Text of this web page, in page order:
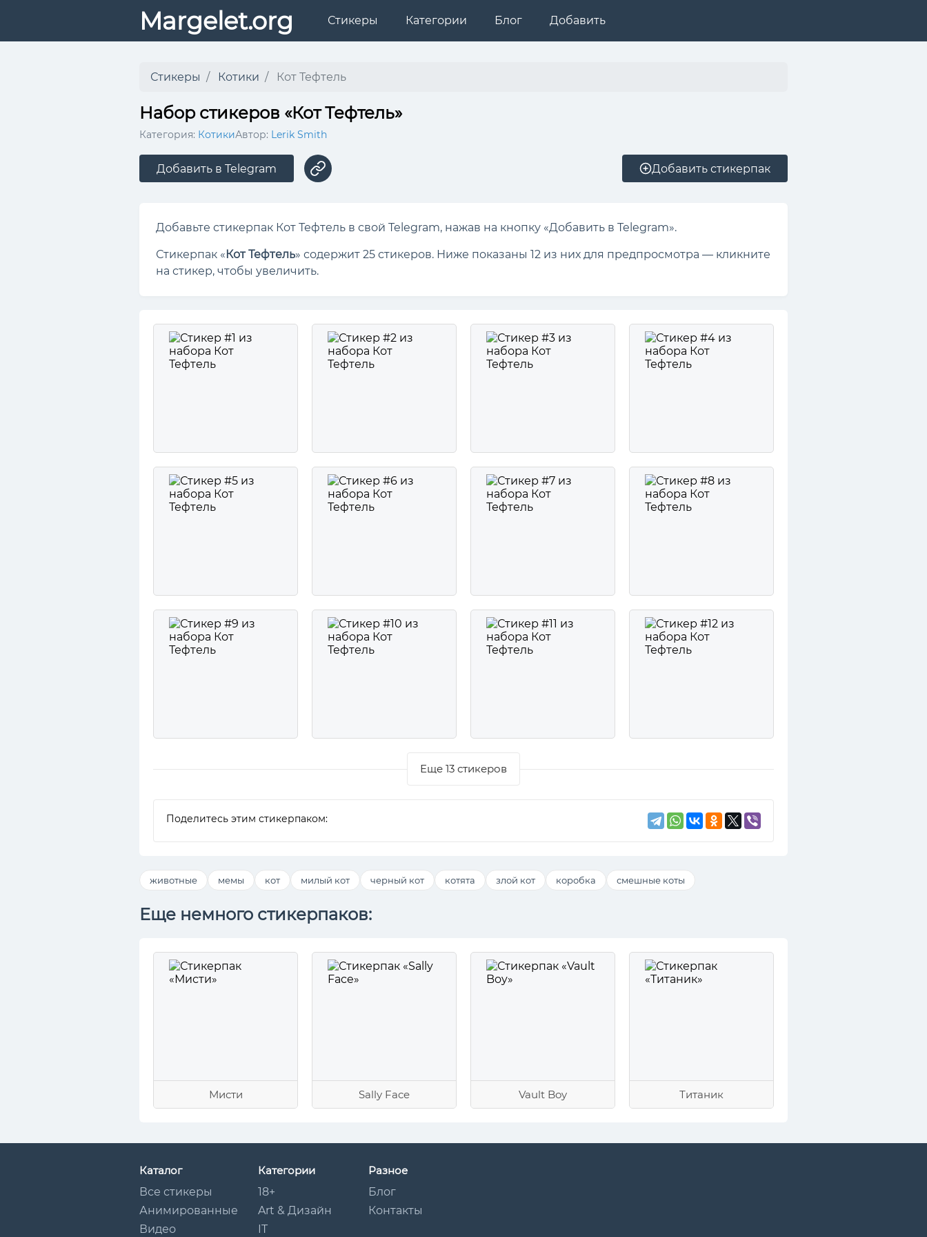
Margelet.org Стикеры Категории Блог Добавить
Стикеры Котики Кот Тефтель
Набор стикеров «Кот Тефтель»
Категория: КотикиАвтор: Lerik Smith
Добавить в Telegram Добавить стикерпак
Добавьте стикерпак Кот Тефтель в свой Telegram, нажав на кнопку «Добавить в Telegram».
Стикерпак «Кот Тефтель» содержит 25 стикеров. Ниже показаны 12 из них для предпросмотра — кликните
на стикер, чтобы увеличить.
Еще 13 стикеров
Поделитесь этим стикерпаком:
животные мемы кот милый кот черный кот котята злой кот коробка смешные коты
Еще немного стикерпаков:
Мисти Sally Face Vault Boy Титаник
Каталог
Все стикеры
Анимированные
Видео
Категории
18+
Art & Дизайн
IT
Разное
Блог
Контакты